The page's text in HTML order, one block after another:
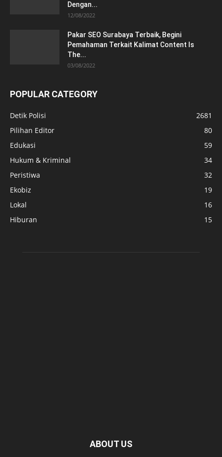
Dengan...
12/08/2022
Pakar SEO Surabaya Terbaik, Begini
Pemahaman Terkait Kalimat Content Is
The...
03/08/2022
POPULAR CATEGORY
Detik Polisi
2681
Pilihan Editor
80
Edukasi
59
Hukum & Kriminal
34
Peristiwa
32
Ekobiz
19
Lokal
16
Hiburan
15
ABOUT US